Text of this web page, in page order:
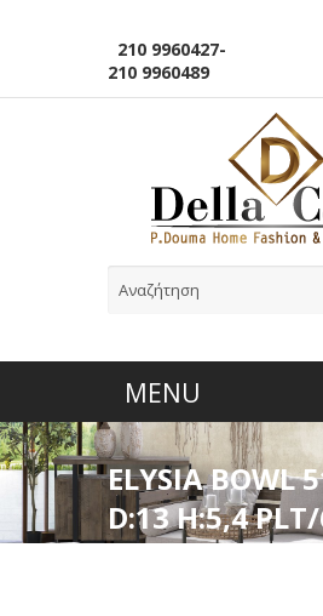
210 9960427-
210 9960489
ELYSIA BOWL
D:13 H:5,4
GB2.OB12.